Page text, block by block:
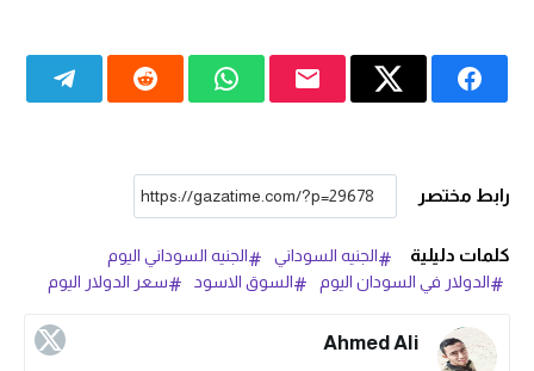
رابط مختصر
كلمات دليلية الجنيه السوداني
الجنيه السوداني اليوم
الدولار في السودان اليوم
السوق الاسود سعر الدولار اليوم
Ahmed Ali